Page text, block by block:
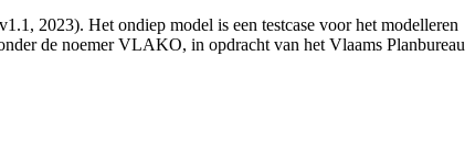
2023). Het ondiep model is een testcase voor het modelleren
de noemer VLAKO, in opdracht van het Vlaams Planbureau